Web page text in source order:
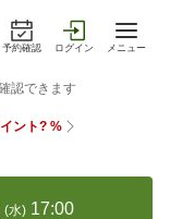
予約確認 ログイン メニュー
(水) 17:00